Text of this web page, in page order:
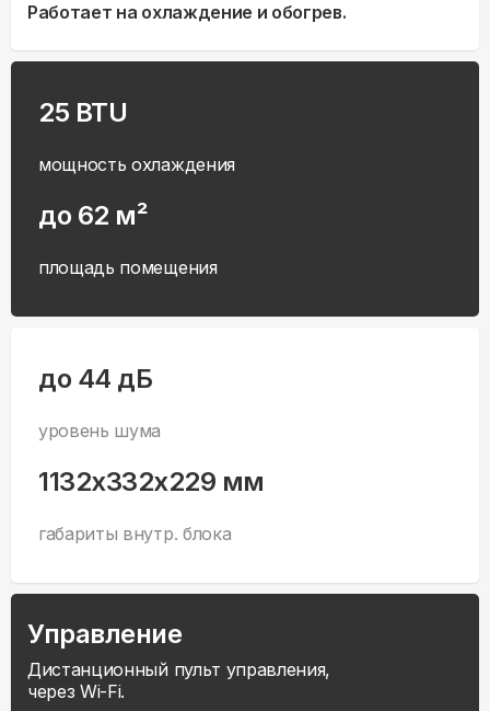
Работает на охлаждение и обогрев.
25 BTU
мощность охлаждения
до 62 м²
площадь помещения
до 44 дБ
уровень шума
1132x332x229 мм
габариты внутр. блока
Управление
Дистанционный пульт управления,
через Wi-Fi.